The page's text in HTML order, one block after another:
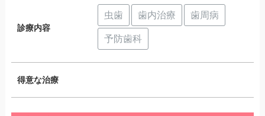
診療内容
虫歯 歯内治療 歯周病
予防歯科
得意な治療